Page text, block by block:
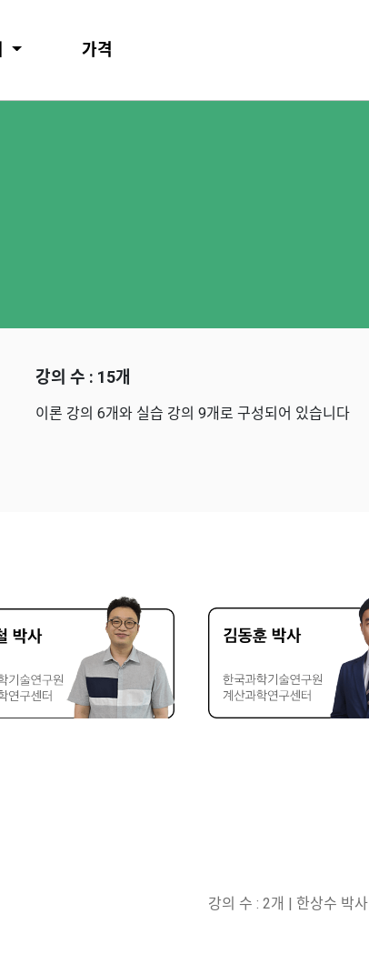
가격
강의 수 : 15개
이론 강의 6개와 실습 강의 9개로 구성되어 있습니다
강의 수 : 2개 | 한상수 박사